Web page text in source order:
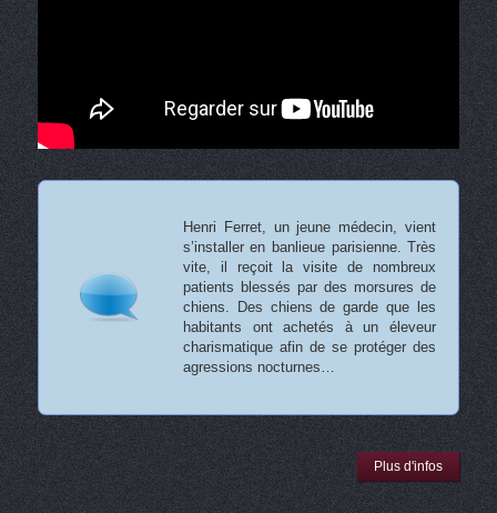
Henri Ferret, un jeune médecin, vient
s’installer en banlieue parisienne. Très
vite, il reçoit la visite de nombreux
patients blessés par des morsures de
chiens. Des chiens de garde que les
habitants ont achetés à un éleveur
charismatique afin de se protéger des
agressions nocturnes…
Plus d'infos